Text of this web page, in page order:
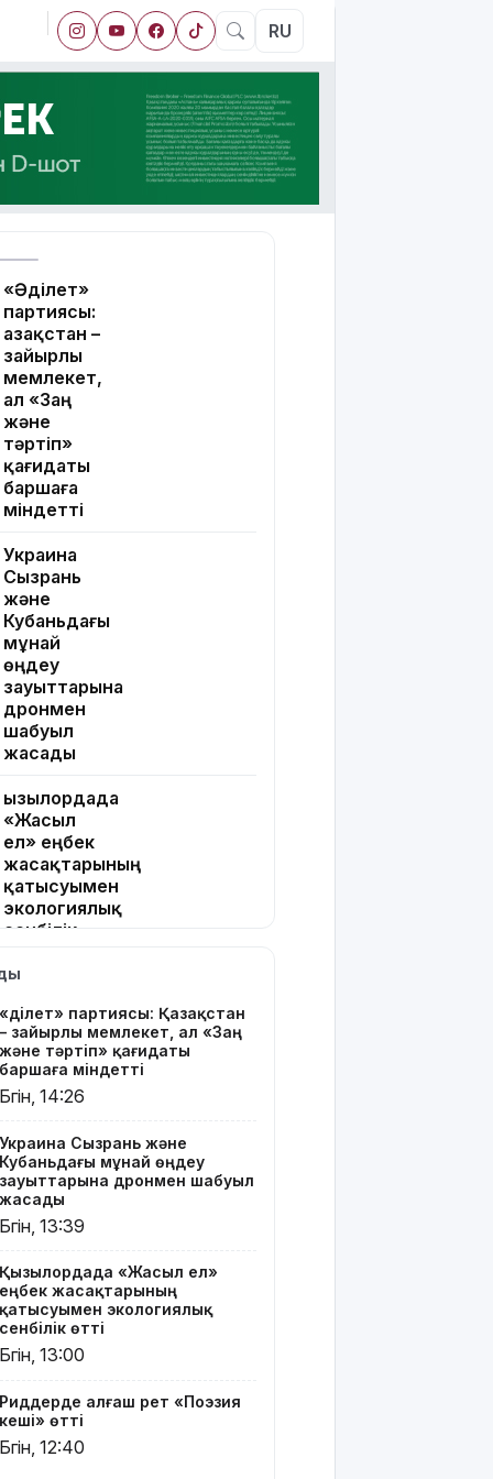
RU
«Әділет»
партиясы:
Қазақстан –
зайырлы
мемлекет,
ал «Заң
және
тәртіп»
қағидаты
баршаға
міндетті
Украина
Сызрань
және
Кубаньдағы
мұнай
өңдеу
зауыттарына
дронмен
шабуыл
жасады
Қызылордада
«Жасыл
ел» еңбек
жасақтарының
қатысуымен
экологиялық
сенбілік
алғаш рет
«Поэзия
кеші» өтті
"Қорғансыз
көп
болды":
Дариға
Бадықова
елге
айтпаған
құпиясын
жайып
салды
тікелей
эфирі үшін
Тараз
тұрғыны 5
«Әділет» партиясы: Қазақстан
– зайырлы мемлекет, ал «Заң
және тәртіп» қағидаты
баршаға міндетті
Бүгін, 14:26
Украина Сызрань және
Кубаньдағы мұнай өңдеу
зауыттарына дронмен шабуыл
жасады
Бүгін, 13:39
Қызылордада «Жасыл ел»
еңбек жасақтарының
қатысуымен экологиялық
сенбілік өтті
Бүгін, 13:00
Риддерде алғаш рет «Поэзия
кеші» өтті
Бүгін, 12:40